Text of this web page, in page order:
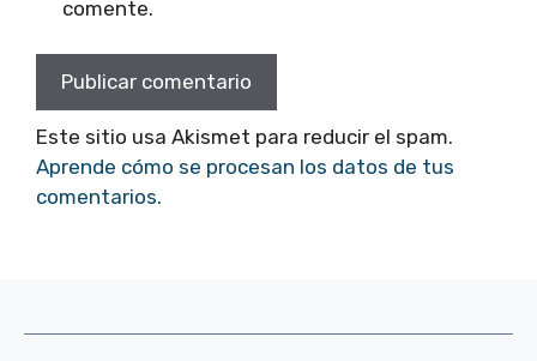
comente.
Este sitio usa Akismet para reducir el spam.
Aprende cómo se procesan los datos de tus
comentarios.